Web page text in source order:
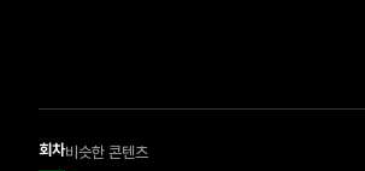
회차비슷한 콘텐츠